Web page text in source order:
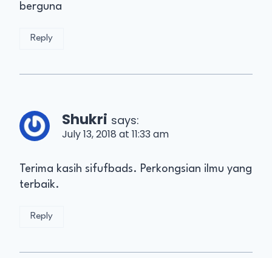
berguna
Reply
Shukri says:
July 13, 2018 at 11:33 am
Terima kasih sifufbads. Perkongsian ilmu yang
terbaik.
Reply